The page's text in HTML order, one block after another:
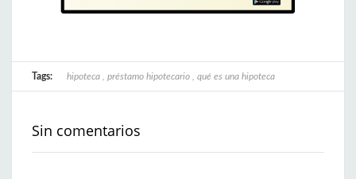
Tags: hipoteca préstamo hipotecario qué es una hipoteca
Sin comentarios